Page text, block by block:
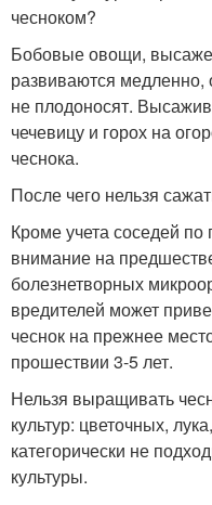
чесноком?
Бобовые овощи,
развиваются медленно,
не плодоносят.
чечевицу и горох на
чеснока.
После чего нельзя
Кроме учета соседей
внимание на
болезнетворных
вредителей может
чеснок на прежнее
прошествии 3-5 лет.
Нельзя выращивать
культур: цветочных,
категорически не
культуры.